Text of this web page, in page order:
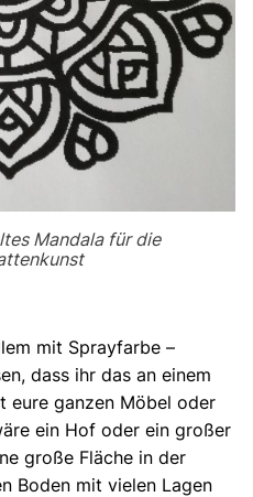
Mandala für die
mit Sprayfarbe –
dass ihr das an einem
eure ganzen Möbel oder
ein Hof oder ein großer
große Fläche in der
Boden mit vielen Lagen